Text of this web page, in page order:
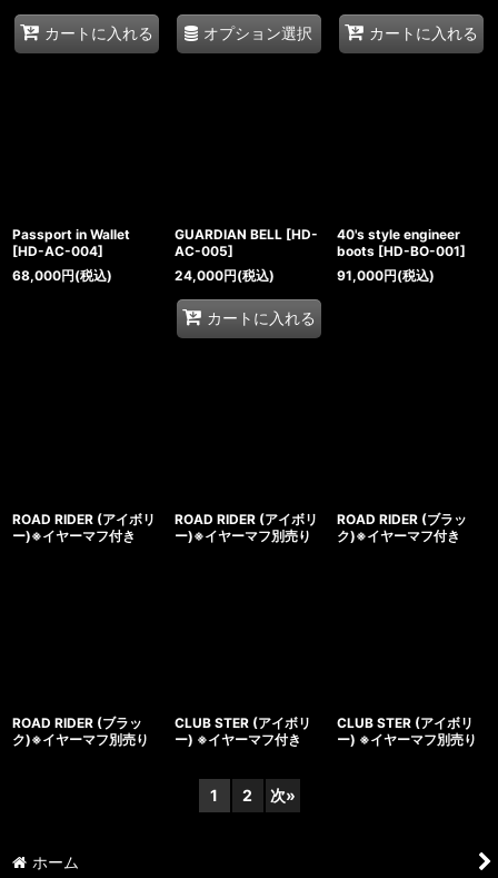
カートに入れる オプション選択 カートに入れる
Passport in Wallet
[HD-AC-004]
68,000円(税込)
GUARDIAN BELL [HD-
AC-005]
24,000円(税込)
カートに入れる
40's style engineer
boots [HD-BO-001]
91,000円(税込)
ROAD RIDER (アイボリ
ー)※イヤーマフ付き
ROAD RIDER (アイボリ
ー)※イヤーマフ別売り
ROAD RIDER (ブラッ
ク)※イヤーマフ付き
ROAD RIDER (ブラッ
ク)※イヤーマフ別売り
CLUB STER (アイボリ
ー) ※イヤーマフ付き
CLUB STER (アイボリ
ー) ※イヤーマフ別売り
1 2 次»
ホーム